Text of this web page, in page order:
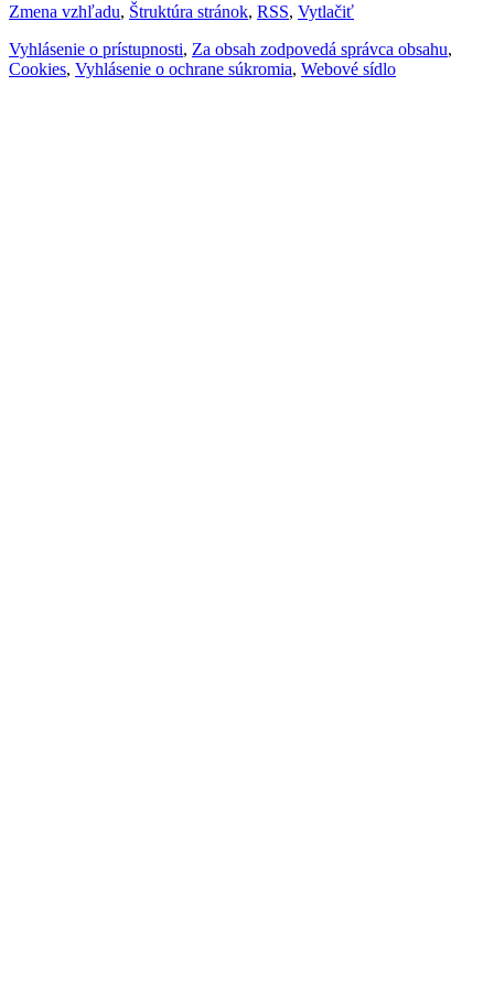
Zmena vzhľadu, Štruktúra stránok, RSS, Vytlačiť
Vyhlásenie o prístupnosti, Za obsah zodpovedá správca obsahu,
Cookies, Vyhlásenie o ochrane súkromia, Webové sídlo